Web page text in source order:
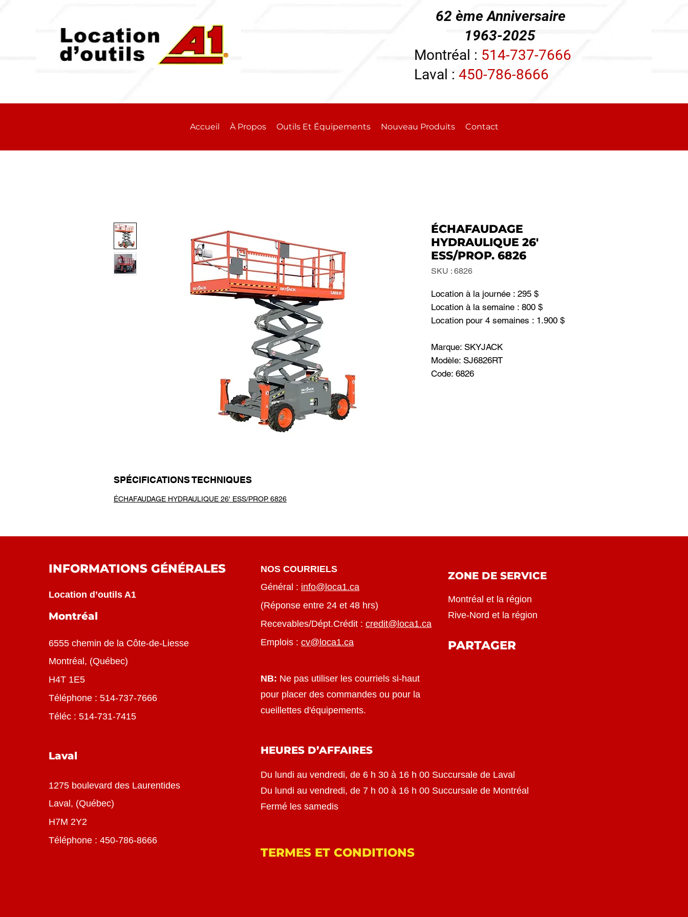
62 ème Anniversaire
1963-2025
Montréal : 514-737-7666
Laval : 450-786-8666
Accueil À Propos Outils Et Équipements Nouveau Produits Contact
ÉCHAFAUDAGE
HYDRAULIQUE 26'
ESS/PROP. 6826
SKU : 6826
Location à la journée : 295 $
Location à la semaine : 800 $
Location pour 4 semaines : 1.900 $
Marque: SKYJACK
Modèle: SJ6826RT
Code: 6826
SPÉCIFICATIONS TECHNIQUES
ÉCHAFAUDAGE HYDRAULIQUE 26' ESS/PROP. 6826
INFORMATIONS GÉNÉRALES
Location d’outils A1
Montréal
6555 chemin de la Côte-de-Liesse
Montréal , (Québec)
H4T 1E5
Téléphone : 514-737-7666
Téléc : 514-731-7415
Laval
1275 boulevard des Laurentides
Laval, (Québec)
H7M 2Y2
Téléphone : 450-786-8666
NOS COURRIELS
Général : info@loca1.ca
(Réponse entre 24 et 48 hrs)
Recevables/Dépt.Crédit : credit@loca1.ca
Emplois : cv@loca1.ca
NB: Ne pas utiliser les courriels si-haut
pour placer des commandes ou pour la
cueillettes d'équipements.
HEURES D’AFFAIRES
Du lundi au vendredi, de 6 h 30 à 16 h 00 Succursale de Laval
Du lundi au vendredi, de 7 h 00 à 16 h 00 Succursale de Montréal
Fermé les samedis
TERMES ET CONDITIONS
ZONE DE SERVICE
Montréal et la région
Rive-Nord et la région
PARTAGER